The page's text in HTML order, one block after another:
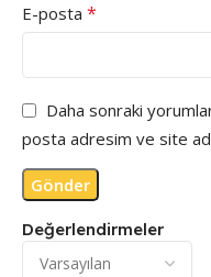
Değerlendirmeler
E-posta *
Daha sonraki
posta adresim ve site